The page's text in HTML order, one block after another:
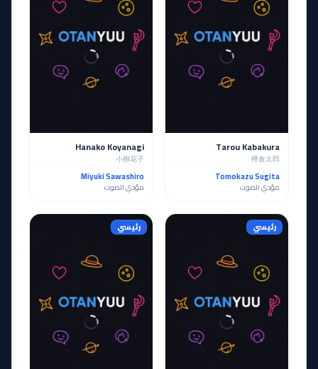
Tarou Kabakura
樺倉太郎
Tomokazu Sugita
مؤدي الصوت
Hanako Koyanagi
小柳花子
Miyuki Sawashiro
مؤدي الصوت
رئيسي رئيسي